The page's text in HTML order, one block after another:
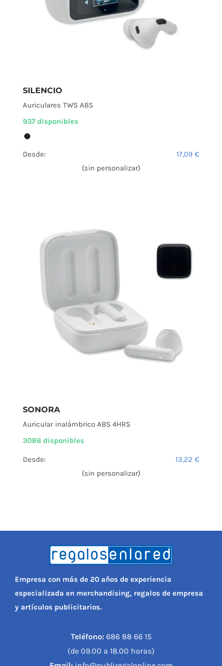
SILENCIO
Auriculares TWS ABS
937 disponibles
Desde: 17,09 €
(sin personalizar)
SONORA
Auricular inalámbrico ABS 4HRS
3086 disponibles
Desde: 13,22 €
(sin personalizar)
Empresa con más de 20 años de experiencia
especializada en merchandising, regalos de empresa
y artículos publicitarios.
Teléfono:686 88 66 15
(de 09.00 a 18.00 horas)